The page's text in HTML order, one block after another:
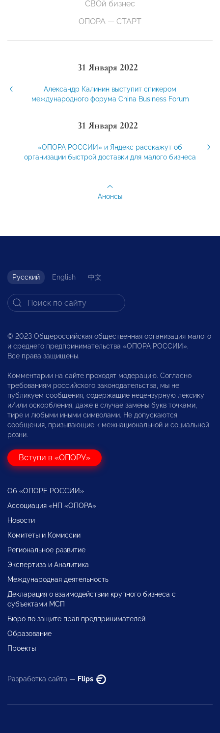
СВОй бизнес
ОПОРА — СТАРТ
31 Января 2022
Александр Калинин выступит спикером
международного форума China Business Forum
31 Января 2022
«ОПОРА РОССИИ» и Яндекс расскажут об
организации быстрой доставки для малого бизнеса
Анонсы
Русский English 中文
© 2023 Общероссийская общественная организация малого
и среднего предпринимательства «ОПОРА РОССИИ».
Все права защищены.
Комментарии на сайте проходят модерацию. Согласно
требованиям российского законодательства, мы не
публикуем сообщения, содержащие нецензурную лексику
и/или оскорбления, даже в случае замены букв точками,
тире и любыми иными символами. Не допускаются
сообщения, призывающие к межнациональной и социальной
розни.
Вступи в «ОПОРУ»
Об «ОПОРЕ РОССИИ»
Ассоциация «НП «ОПОРА»
Новости
Комитеты и Комиссии
Региональное развитие
Экспертиза и Аналитика
Международная деятельность
Декларация о взаимодействии крупного бизнеса с
субъектами МСП
Бюро по защите прав предпринимателей
Образование
Проекты
Разработка сайта — Flips